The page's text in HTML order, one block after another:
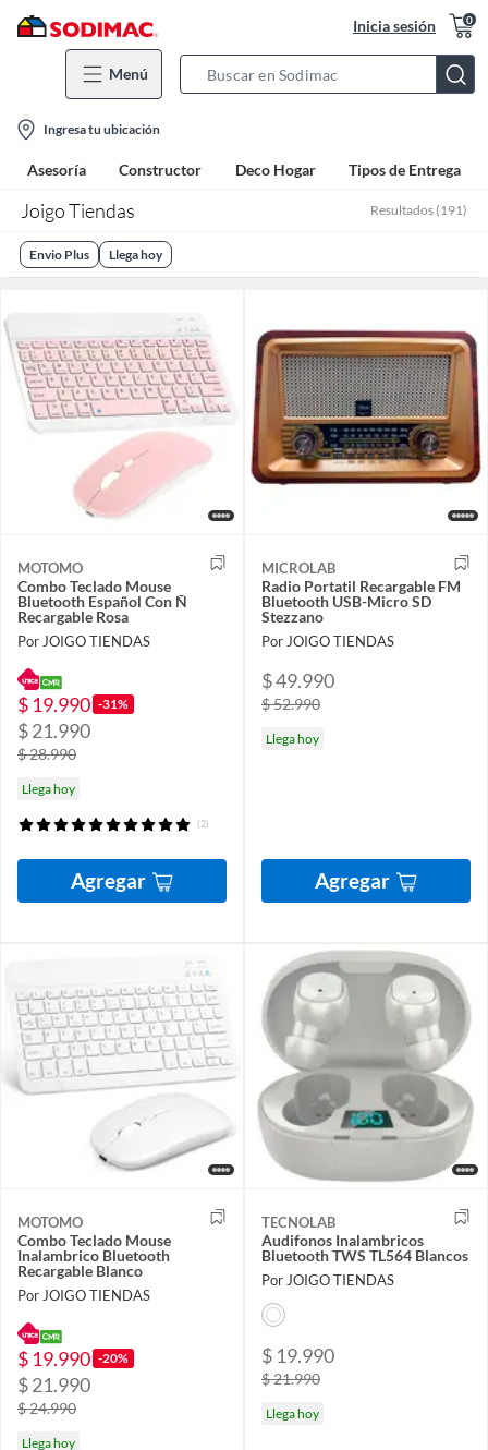
Inicia sesión 0
Menú
Bar
location-
icon
Ingresa tu ubicación
Asesoría Constructor Deco Hogar Tipos de Entrega
Joigo Tiendas Resultados (191)
Envio Plus Llega hoy
MOTOMO
Combo Teclado Mouse
Bluetooth Español Con Ñ
Recargable Rosa
Por JOIGO TIENDAS
$ 19.990 -31%
$ 21.990
$ 28.990
Llega hoy
(2)
Agregar
MICROLAB
Radio Portatil Recargable FM
Bluetooth USB-Micro SD
Stezzano
Por JOIGO TIENDAS
$ 49.990
$ 52.990
Llega hoy
Agregar
MOTOMO
Combo Teclado Mouse
Inalambrico Bluetooth
Recargable Blanco
Por JOIGO TIENDAS
$ 19.990 -20%
$ 21.990
$ 24.990
Llega hoy
TECNOLAB
Audifonos Inalambricos
Bluetooth TWS TL564 Blancos
Por JOIGO TIENDAS
$ 19.990
$ 21.990
Llega hoy